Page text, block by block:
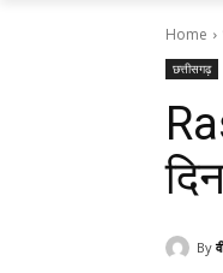
Home
छत्तीसगढ़
By